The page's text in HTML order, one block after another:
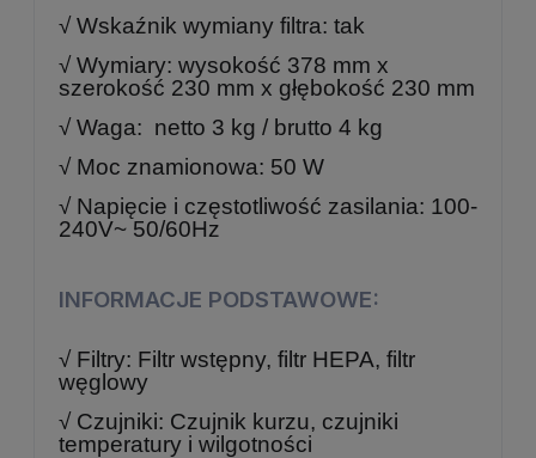
√ Wskaźnik wymiany filtra: tak
√ Wymiary: wysokość 378 mm x
szerokość 230 mm x głębokość 230 mm
√ Waga: netto 3 kg / brutto 4 kg
√ Moc znamionowa: 50 W
√ Napięcie i częstotliwość zasilania: 100-
240V~ 50/60Hz
INFORMACJE PODSTAWOWE:
√ Filtry: Filtr wstępny, filtr HEPA, filtr
węglowy
√ Czujniki: Czujnik kurzu, czujniki
temperatury i wilgotności